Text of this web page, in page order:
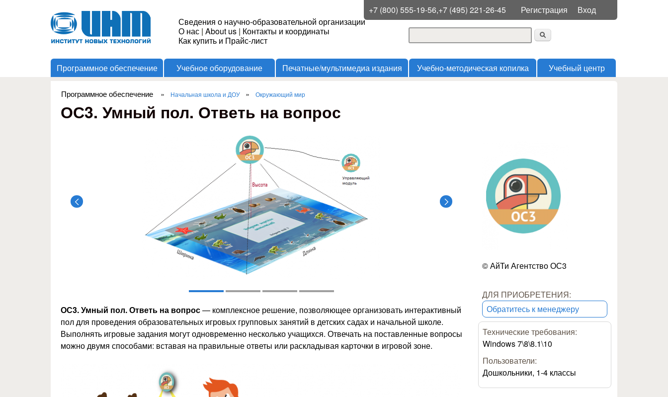
Перейти к основному
содержанию
Меню пользователя
Регистрация Вход
+7 (800) 555-19-56,+7 (495) 221-26-45
Институт
Новых
Технологий
Сведения о научно-образовательной организации
О нас | About us | Контакты и координаты
Как купить и Прайс-лист
Форма поиска
Программное обеспечение Учебное оборудование Печатные/мультимедиа издания Учебно-методическая копилка Учебный центр
Вы здесь
Программное обеспечение » Начальная школа и ДОУ » Окружающий мир
ОС3. Умный пол. Ответь на вопрос
ОС3. Умный пол. Ответь на вопрос— комплексное решение, позволяющее организовать интерактивный
пол для проведения образовательных игровых групповых занятий в детских садах и начальной школе.
Выполнять игровые задания могут одновременно несколько учащихся. Отвечать на поставленные вопросы
можно двумя способами: вставая на правильные ответы или раскладывая карточки в игровой зоне.
© АйТи Агентство ОС3
ДЛЯ ПРИОБРЕТЕНИЯ:
Обратитесь к менеджеру
Технические требования:
Windows 7\8\8.1\10
Пользователи:
Дошкольники, 1-4 классы